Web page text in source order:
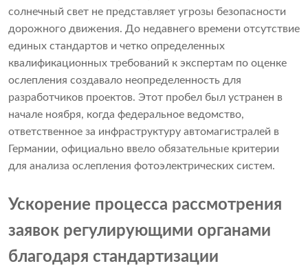
солнечный свет не представляет угрозы безопасности
дорожного движения. До недавнего времени отсутствие
единых стандартов и четко определенных
квалификационных требований к экспертам по оценке
ослепления создавало неопределенность для
разработчиков проектов. Этот пробел был устранен в
начале ноября, когда федеральное ведомство,
ответственное за инфраструктуру автомагистралей в
Германии, официально ввело обязательные критерии
для анализа ослепления фотоэлектрических систем.
Ускорение процесса рассмотрения
заявок регулирующими органами
благодаря стандартизации